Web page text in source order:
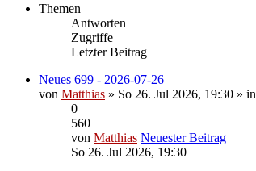
Themen
Antworten
Zugriffe
Letzter Beitrag
Neues 699 - 2026-07-26
von Matthias » So 26. Jul 2026, 19:30 » in
0
560
von Matthias Neuester Beitrag
So 26. Jul 2026, 19:30